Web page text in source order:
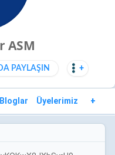
ASM
PAYLAŞIN +
Bloglar Üyelerimiz +